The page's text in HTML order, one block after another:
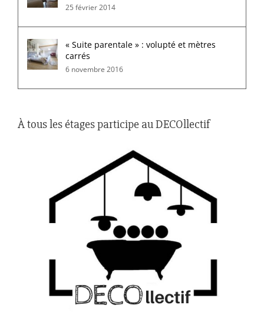
25 février 2014
« Suite parentale » : volupté et mètres
carrés
6 novembre 2016
À tous les étages participe au DECOllectif